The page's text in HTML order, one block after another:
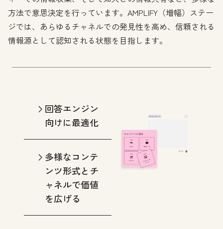
方法で意思決定を行っています。AMPLIFY（増幅）ステー
ジでは、あらゆるチャネルでの発見性を高め、信頼される
情報源として認知される状態を目指します。
回答エンジン
向けに最適化
多様なコンテ
ンツ形式とチ
ャネルで価値
を広げる